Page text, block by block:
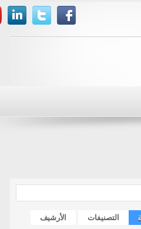
التصنيفات الأرشيف